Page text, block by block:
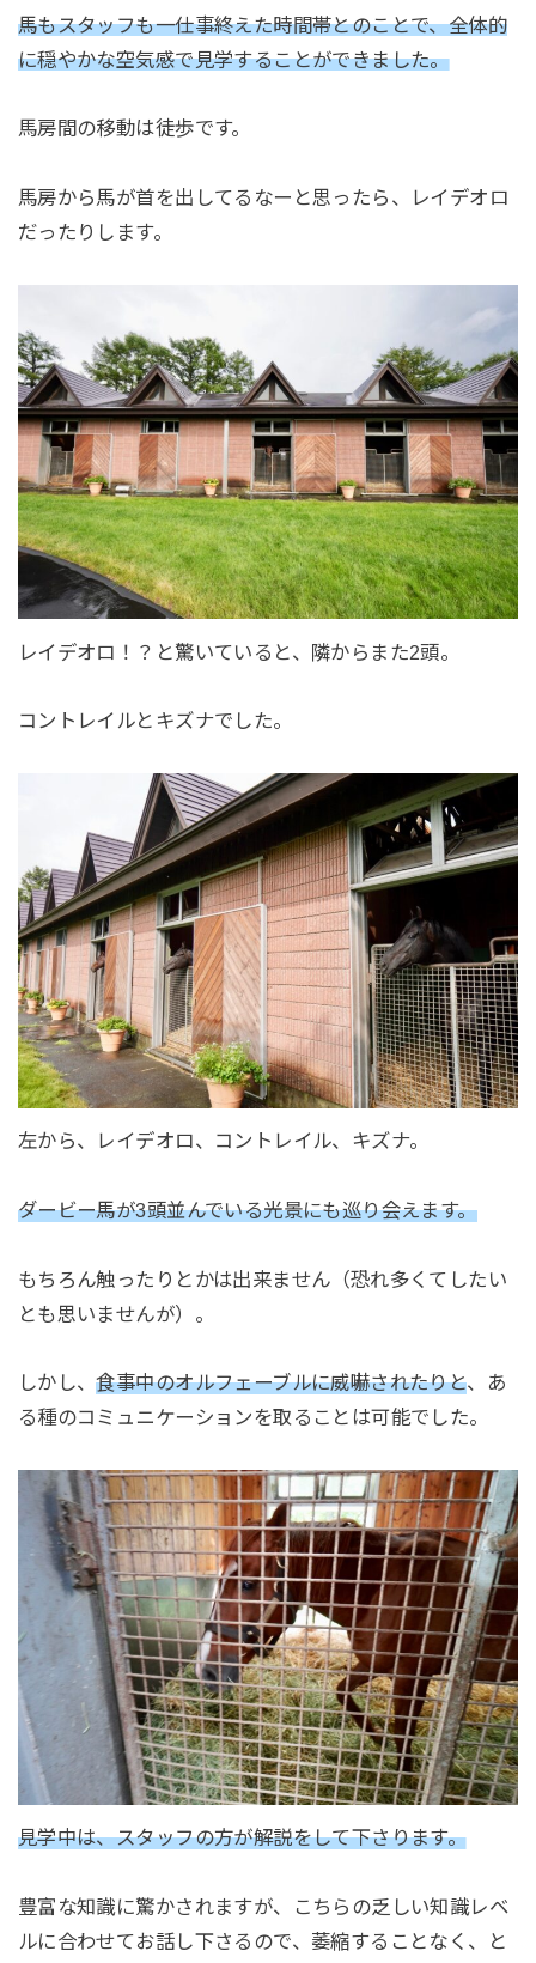
馬もスタッフも一仕事終えた時間帯とのことで、全体的
に穏やかな空気感で見学することができました。
馬房間の移動は徒歩です。
馬房から馬が首を出してるなーと思ったら、レイデオロ
だったりします。
レイデオロ！？と驚いていると、隣からまた2頭。
コントレイルとキズナでした。
左から、レイデオロ、コントレイル、キズナ。
ダービー馬が3頭並んでいる光景にも巡り会えます。
もちろん触ったりとかは出来ません（恐れ多くてしたい
とも思いませんが）。
しかし、食事中のオルフェーブルに威嚇されたりと、あ
る種のコミュニケーションを取ることは可能でした。
見学中は、スタッフの方が解説をして下さります。
豊富な知識に驚かされますが、こちらの乏しい知識レベ
ルに合わせてお話し下さるので、萎縮することなく、と